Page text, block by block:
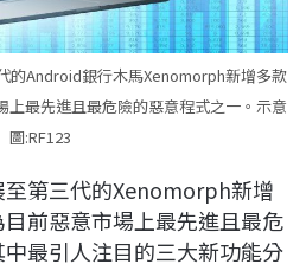
的Android銀行木馬Xenomorph新增多款
上最先進且最危險的惡意程式之一。示意
圖:RF123
第三代的Xenomorph新增
前惡意市場上最先進且最危
最引人注目的三大新功能分